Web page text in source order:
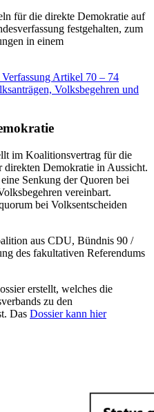
für die direkte Demokratie auf
festgehalten, zum
in einem
Verfassung Artikel 70 – 74
Volksbegehren und
im Koalitionsvertrag für die
direkten Demokratie in Aussicht.
Senkung der Quoren bei
vereinbart.
bei Volksentscheiden
aus CDU, Bündnis 90 /
des fakultativen Referendums
erstellt, welches die
zu den
Das Dossier kann hier